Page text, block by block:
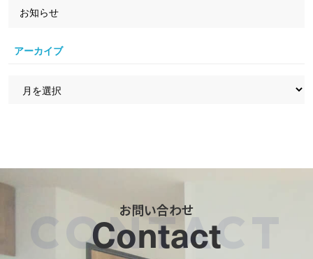
お知らせ
アーカイブ
お問い合わせ
Contact